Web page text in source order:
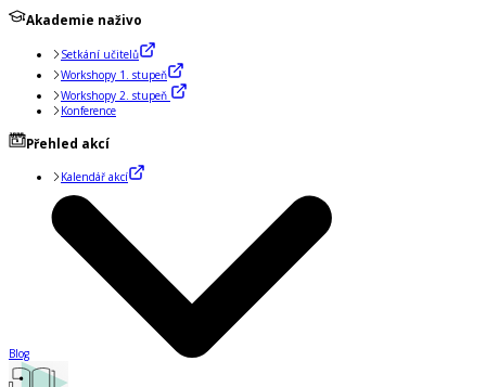
Akademie naživo
Setkání učitelů
Workshopy 1. stupeň
Workshopy 2. stupeň
Konference
Přehled akcí
Kalendář akcí
Blog